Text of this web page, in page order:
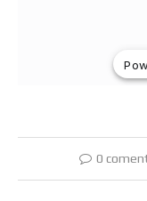
0